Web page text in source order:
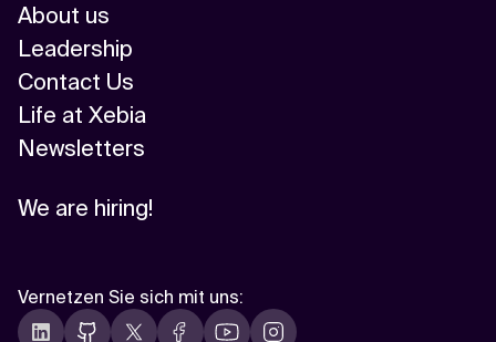
About us
Leadership
Contact Us
Life at Xebia
Newsletters
We are hiring!
Vernetzen Sie sich mit uns: